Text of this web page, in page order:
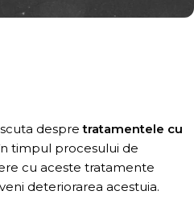
despretratamentele cu
timpul procesului de
cu aceste tratamente
deteriorarea acestuia.